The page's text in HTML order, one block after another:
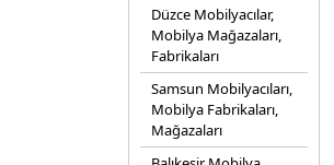
Düzce Mobilyacılar,
Mobilya Mağazaları,
Fabrikaları
Samsun Mobilyacıları,
Mobilya Fabrikaları,
Mağazaları